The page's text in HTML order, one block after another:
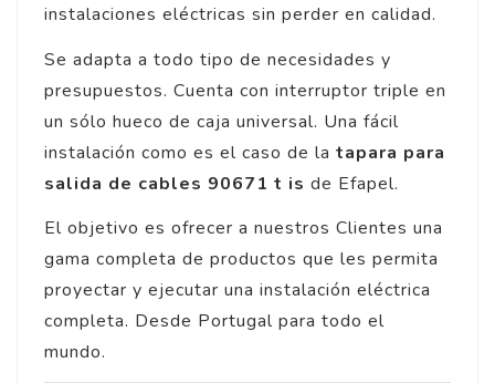
instalaciones eléctricas sin perder en calidad.
Se adapta a todo tipo de necesidades y
presupuestos. Cuenta con interruptor triple en
un sólo hueco de caja universal. Una fácil
instalación como es el caso de la tapara para
salida de cables 90671 t is de Efapel.
El objetivo es ofrecer a nuestros Clientes una
gama completa de productos que les permita
proyectar y ejecutar una instalación eléctrica
completa. Desde Portugal para todo el
mundo.